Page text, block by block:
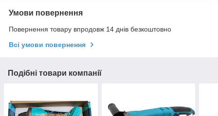
Умови повернення
Повернення товару впродовж 14 днів безкоштовно
Всі умови повернення
Подібні товари компанії